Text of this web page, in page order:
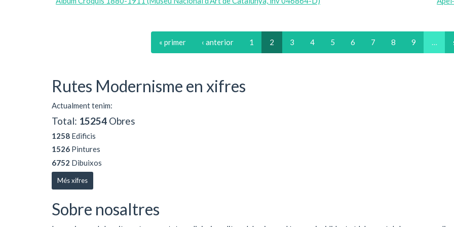
« primer ‹ anterior 1 2 3 4 5 6 7 8 9 …
Rutes Modernisme en xifres
Actualment tenim:
Total: 15254 Obres
1258 Edificis
1526 Pintures
6752 Dibuixos
Més xifres
Sobre nosaltres